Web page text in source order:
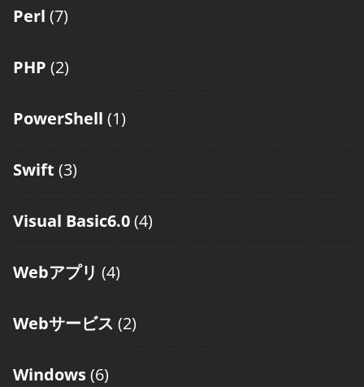
Perl (7)
PHP (2)
PowerShell (1)
Swift (3)
Visual Basic6.0(4)
Webアプリ (4)
Webサービス (2)
Windows(6)